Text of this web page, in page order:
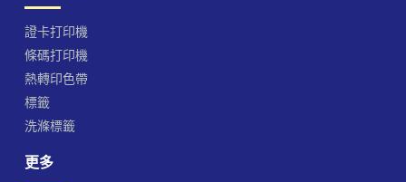
證卡打印機
條碼打印機
熱轉印色帶
標籤
洗滌標籤
更多